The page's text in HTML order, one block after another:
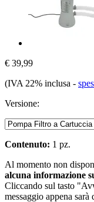
€ 39,99
(IVA 22% inclusa -
Versione:
Contenuto: 1 pz.
Al momento non
alcuna informazione
Cliccando sul tasto
messaggio appena